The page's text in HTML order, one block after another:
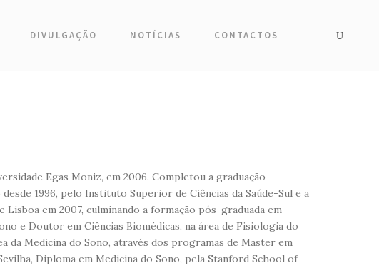
DIVULGAÇÃO NOTÍCIAS CONTACTOS
Egas Moniz, em 2006. Completou a graduação
1996, pelo Instituto Superior de Ciências da Saúde-Sul e a
Lisboa em 2007, culminando a formação pós-graduada em
e Doutor em Ciências Biomédicas, na área de Fisiologia do
da Medicina do Sono, através dos programas de Master em
Diploma em Medicina do Sono, pela Stanford School of